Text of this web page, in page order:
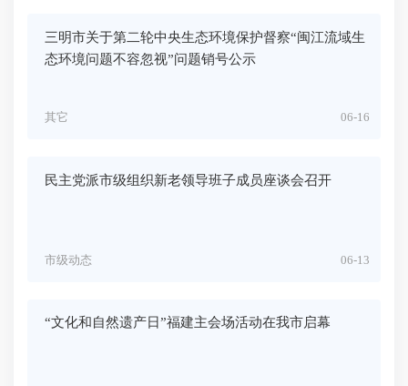
三明市关于第二轮中央生态环境保护督察“闽江流域生
态环境问题不容忽视”问题销号公示
06-16
其它
民主党派市级组织新老领导班子成员座谈会召开
06-13
市级动态
“文化和自然遗产日”福建主会场活动在我市启幕